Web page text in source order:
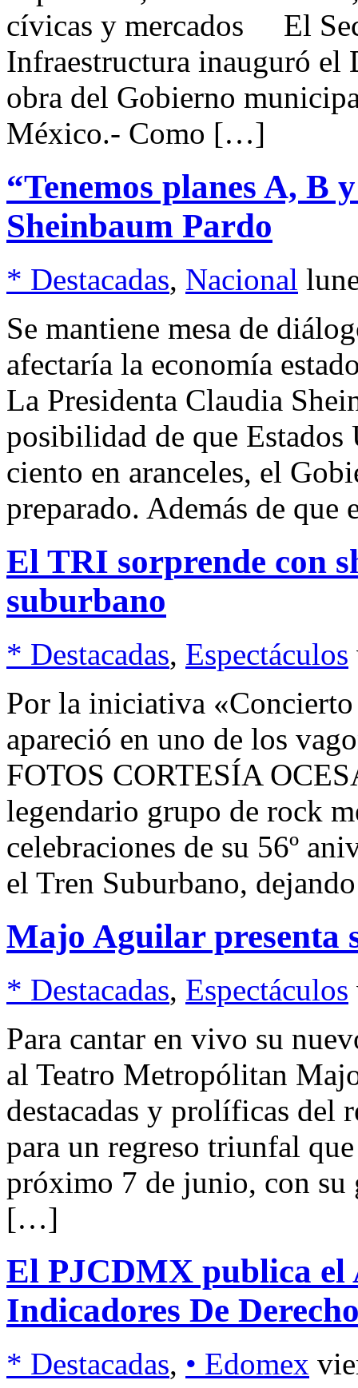
cívicas y mercados El
Infraestructura inauguró el
obra del Gobierno
México.- Como […]
“Tenemos planes A, B
Sheinbaum Pardo
* Destacadas, Nacional
Se mantiene mesa de
afectaría la economía
La Presidenta Claudia
posibilidad de que
ciento en aranceles, el
preparado. Además de
El TRI sorprende con
suburbano
* Destacadas, Espectáculos
Por la iniciativa
apareció en uno de los
FOTOS CORTESÍA
legendario grupo de rock
celebraciones de su 56º
el Tren Suburbano,
Majo Aguilar presenta
* Destacadas, Espectáculos
Para cantar en vivo su
al Teatro Metropólitan
destacadas y prolíficas del
para un regreso triunfal
próximo 7 de junio, con
[…]
El PJCDMX publica el
Indicadores De
* Destacadas, • Edomex